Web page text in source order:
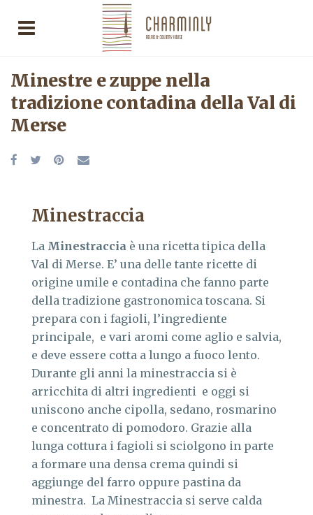
Minestre e zuppe nella
tradizione contadina della Val di
Merse
Minestraccia
La Minestraccia è una ricetta tipica della
Val di Merse. E’ una delle tante ricette di
origine umile e contadina che fanno parte
della tradizione gastronomica toscana. Si
prepara con i fagioli, l’ingrediente
principale, e vari aromi come aglio e salvia,
e deve essere cotta a lungo a fuoco lento.
Durante gli anni la minestraccia si è
arricchita di altri ingredienti e oggi si
uniscono anche cipolla, sedano, rosmarino
e concentrato di pomodoro. Grazie alla
lunga cottura i fagioli si sciolgono in parte
a formare una densa crema quindi si
aggiunge del farro oppure pastina da
minestra. La Minestraccia si serve calda